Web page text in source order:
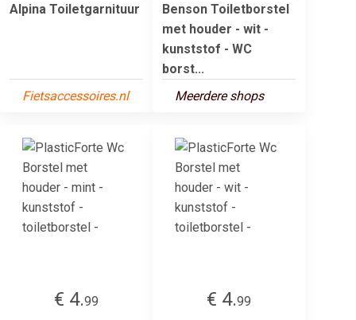
Alpina Toiletgarnituur
Fietsaccessoires.nl
Benson Toiletborstel
met houder - wit -
kunststof - WC
borst...
Meerdere shops
€ 4.99 € 4.99